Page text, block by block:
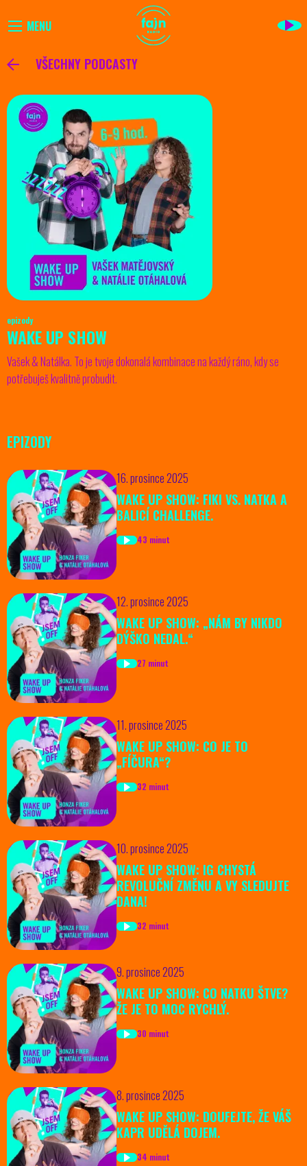
MENU
VŠECHNY PODCASTY
epizody
WAKE UP SHOW
Vašek & Natálka. To je tvoje dokonalá kombinace na každý ráno, kdy se
potřebuješ kvalitně probudit.
EPIZODY
16. prosince 2025
WAKE UP SHOW: FIKI VS. NATKA A
BALICÍ CHALLENGE.
43 minut
12. prosince 2025
WAKE UP SHOW: „NÁM BY NIKDO
DÝŠKO NEDAL.“
27 minut
11. prosince 2025
WAKE UP SHOW: CO JE TO
„FÍČURA“?
32 minut
10. prosince 2025
WAKE UP SHOW: IG CHYSTÁ
REVOLUČNÍ ZMĚNU A VY SLEDUJTE
DANA!
32 minut
9. prosince 2025
WAKE UP SHOW: CO NATKU ŠTVE?
ŽE JE TO MOC RYCHLÝ.
30 minut
8. prosince 2025
WAKE UP SHOW: DOUFEJTE, ŽE VÁŠ
KAPR UDĚLÁ DOJEM.
34 minut